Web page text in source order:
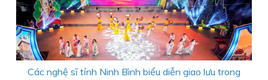
Các nghệ sĩ tỉnh Ninh Bình biểu diễn giao lưu trong